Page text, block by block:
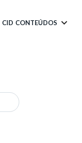
CID CONTEÚDOS